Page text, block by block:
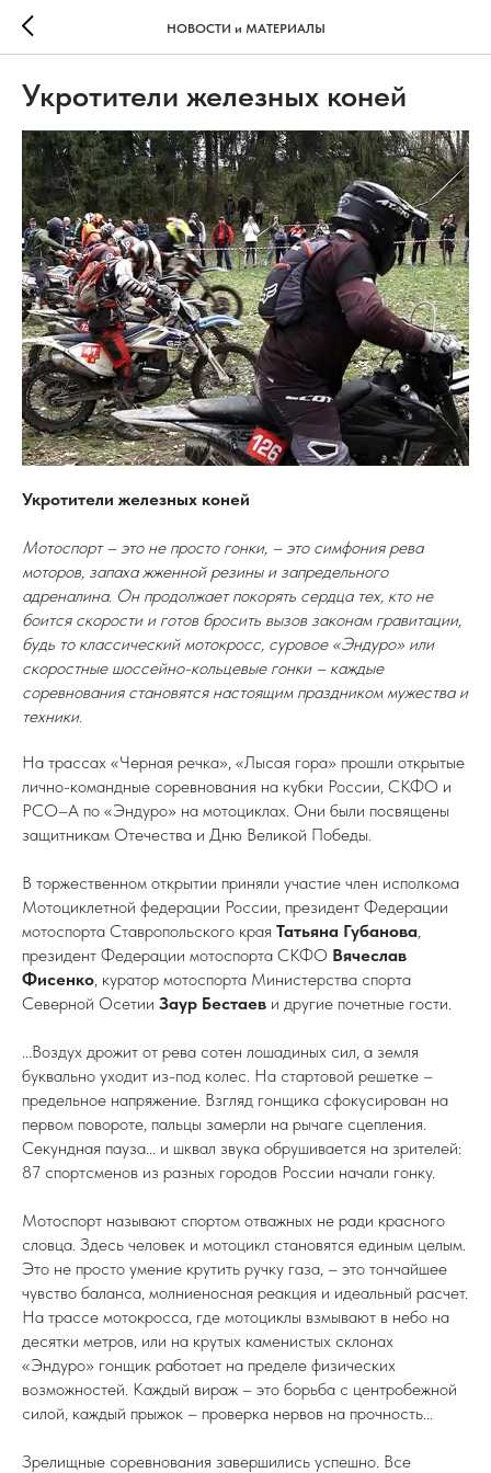
НОВОСТИ и МАТЕРИАЛЫ
Укротители железных коней
Укротители железных коней
Мотоспорт – это не просто гонки, – это симфония рева
моторов, запаха жженной резины и запредельного
адреналина. Он продолжает покорять сердца тех, кто не
боится скорости и готов бросить вызов законам гравитации,
будь то классический мотокросс, суровое «Эндуро» или
скоростные шоссейно-кольцевые гонки – каждые
соревнования становятся настоящим праздником мужества и
техники.
На трассах «Черная речка», «Лысая гора» прошли открытые
лично-командные соревнования на кубки России, СКФО и
РСО–А по «Эндуро» на мотоциклах. Они были посвящены
защитникам Отечества и Дню Великой Победы.
В торжественном открытии приняли участие член исполкома
Мотоциклетной федерации России, президент Федерации
мотоспорта Ставропольского края Татьяна Губанова,
президент Федерации мотоспорта СКФО Вячеслав
Фисенко, куратор мотоспорта Министерства спорта
Северной Осетии Заур Бестаев и другие почетные гости.
...Воздух дрожит от рева сотен лошадиных сил, а земля
буквально уходит из-под колес. На стартовой решетке –
предельное напряжение. Взгляд гонщика сфокусирован на
первом повороте, пальцы замерли на рычаге сцепления.
Секундная пауза... и шквал звука обрушивается на зрителей:
87 спортсменов из разных городов России начали гонку.
Мотоспорт называют спортом отважных не ради красного
словца. Здесь человек и мотоцикл становятся единым целым.
Это не просто умение крутить ручку газа, – это тончайшее
чувство баланса, молниеносная реакция и идеальный расчет.
На трассе мотокросса, где мотоциклы взмывают в небо на
десятки метров, или на крутых каменистых склонах
«Эндуро» гонщик работает на пределе физических
возможностей. Каждый вираж – это борьба с центробежной
силой, каждый прыжок – проверка нервов на прочность...
Зрелищные соревнования завершились успешно. Все